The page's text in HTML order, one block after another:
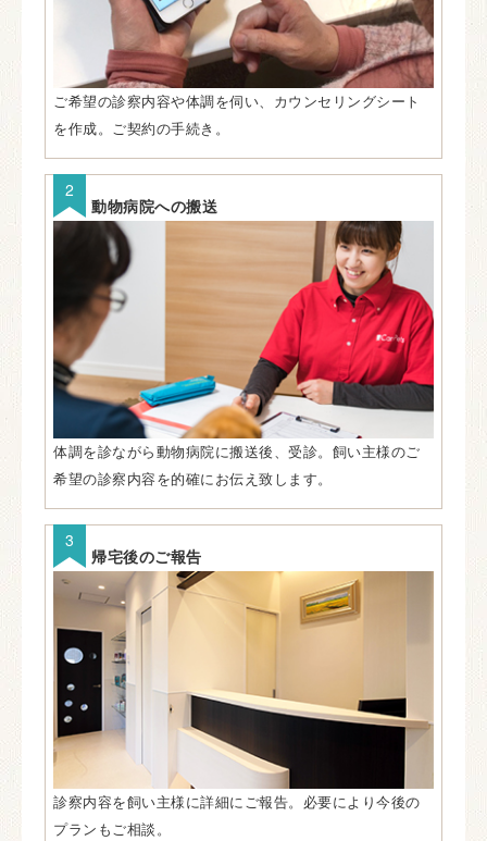
ご希望の診察内容や体調を伺い、カウンセリングシート
を作成。ご契約の手続き。
動物病院への搬送
体調を診ながら動物病院に搬送後、受診。飼い主様のご
希望の診察内容を的確にお伝え致します。
帰宅後のご報告
診察内容を飼い主様に詳細にご報告。必要により今後の
プランもご相談。